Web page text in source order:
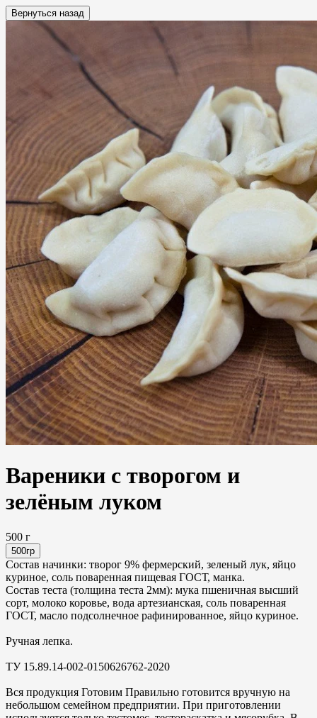
Вернуться назад
Вареники с творогом и
зелёным луком
500 г
500гр
Состав начинки: творог 9% фермерский, зеленый лук, яйцо
куриное, соль поваренная пищевая ГОСТ, манка.
Состав теста (толщина теста 2мм): мука пшеничная высший
сорт, молоко коровье, вода артезианская, соль поваренная
ГОСТ, масло подсолнечное рафинированное, яйцо куриное.
Ручная лепка.
ТУ 15.89.14-002-0150626762-2020
Вся продукция Готовим Правильно готовится вручную на
небольшом семейном предприятии. При приготовлении